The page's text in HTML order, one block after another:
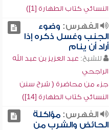
النسائي كتاب الطهارة [1])
الفهرس: وضوء
الجنب وغسل ذكره إذا
أراد أن ينام
للشيخ: عبد العزيز بن عبد الله
الراجحي
جزء من محاضرة ( شرح سنن
النسائي كتاب الطهارة [14])
الفهرس:مؤاكلة
الحائض والشرب من